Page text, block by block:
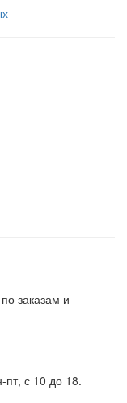
заказам и
пт, с 10 до 18.